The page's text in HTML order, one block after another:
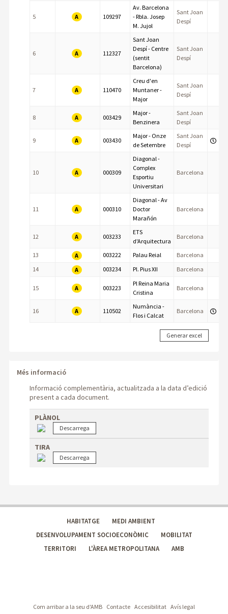
5 A 109297
Av. Barcelona
- Rbla. Josep
M. Jujol
Sant Joan
Despí
6 A 112327
Sant Joan
Despí - Centre
(sentit
Barcelona)
Sant Joan
Despí
7 A 110470
Creu d'en
Muntaner -
Major
Sant Joan
Despí
8 A 003429
Major -
Benzinera
Sant Joan
Despí
9 A 003430
Major - Onze
de Setembre
Sant Joan
Despí
10 A 000309
Diagonal -
Complex
Esportiu
Universitari
Barcelona
11 A 000310
Diagonal - Av
Doctor
Marañón
Barcelona
12 A 003233
ETS
d'Arquitectura
Barcelona
13 A 003222 Palau Reial
Barcelona
14
A 003234 Pl. Pius XII Barcelona
15 A 003223
Pl Reina Maria
Cristina
Barcelona
16 A 110502
Numància -
Flos i Calcat
Barcelona
Més informació
Informació complementària, actualitzada a la data d’edició
present a cada document.
PLÀNOL
TIRA
HABITATGE
MEDI AMBIENT
DESENVOLUPAMENT SOCIOECONÒMIC
MOBILITAT
TERRITORI
L'ÀREA METROPOLITANA AMB
Com arribar a la seu d'AMB Contacte Accesibilitat Avís legal